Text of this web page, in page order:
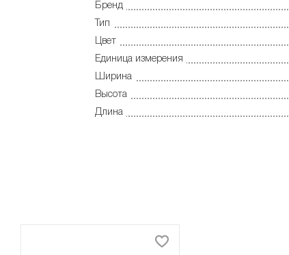
Бренд
Тип
Цвет
Единица измерения
Ширина
Высота
Длина